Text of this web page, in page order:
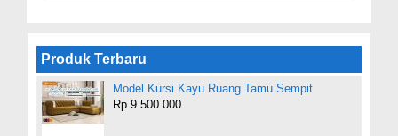
Produk Terbaru
Model Kursi Kayu Ruang Tamu Sempit
Rp 9.500.000